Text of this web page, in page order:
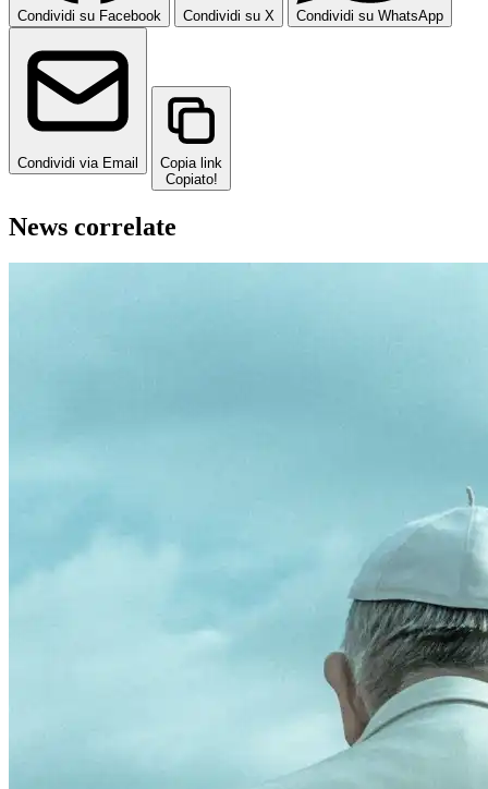
Condividi su Facebook Condividi su X Condividi su WhatsApp
Condividi via Email
Copia link
Copiato!
News correlate